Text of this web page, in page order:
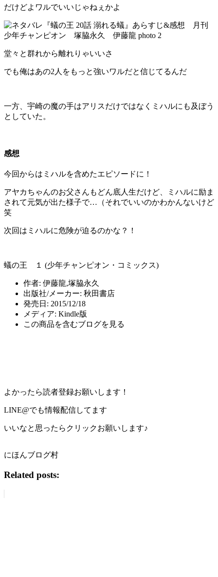
だけどよワルでいいじゃねぇかよ
堂々と群れから離れりゃいいさ
でも俺はあの2人をもっと強いワルだと信じてるんだ
一方、宇崎の魔の手はアリスだけではなくミハルにも及ぼう
としていた。
感想
今回からはミハルを含めたエピソードに！
アヤカちゃんのお父さんもどん底人生だけど、ミハルに励ま
されて元気が出た様子で…（それでいいのかわかんないけど
笑
次回はミハルに危険が迫るのかな？！
蟻の王 １ (少年チャンピオン・コミックス)
作者: 伊藤龍,塚脇永久
出版社/メーカー: 秋田書店
発売日: 2015/12/18
メディア: Kindle版
この商品を含むブログを見る
よかったら読者登録お願いします！
LINE@でも情報配信してます
いいなと思ったらクリックお願いします♪
にほんブログ村
Related posts: